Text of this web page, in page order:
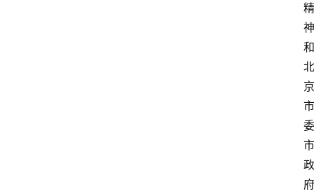
精
神
和
北
京
市
委
市
政
府